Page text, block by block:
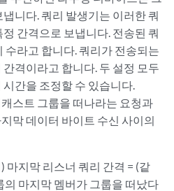
니다. 쿼리 발생기는 이러한 쿼
간격으로 보냅니다. 전송된 쿼
수라고 합니다. 쿼리가 전송되는
격이라고 합니다. 두 설정 모두
간을 조정할 수 있습니다.
스트 그룹을 떠나라는 요청과
막 데이터 바이트 수신 사이의
마지막 리스너 쿼리 간격 = (같
마지막 멤버가 그룹을 떠났다